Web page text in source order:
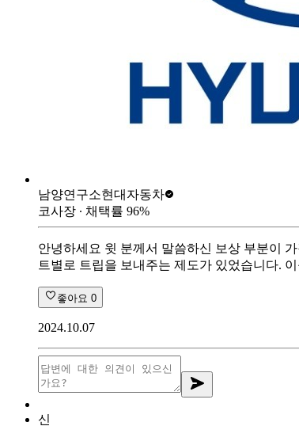
남양연구소현대자동차
코사장 ∙ 채택률 96%
안녕하세요 윗 분께서 말씀하신 보상 부분이
트별로 트립을 보내주는 제도가 있었습니다.
좋아요 0
2024.10.07
신